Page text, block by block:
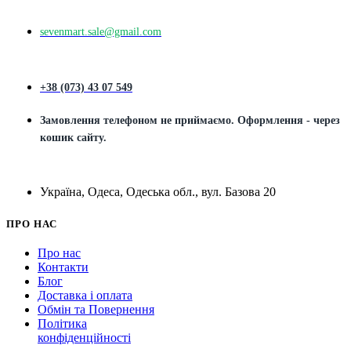
sevenmart.sale@gmail.com
+38 (073) 43 07 549
Замовлення телефоном не приймаємо. Оформлення - через
кошик сайту.
Україна, Одеса, Одеська обл., вул. Базова 20
ПРО НАС
Про нас
Контакти
Блог
Доставка і оплата
Обмін та Повернення
Політика
конфіденційності